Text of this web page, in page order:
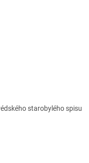
starobylého spisu